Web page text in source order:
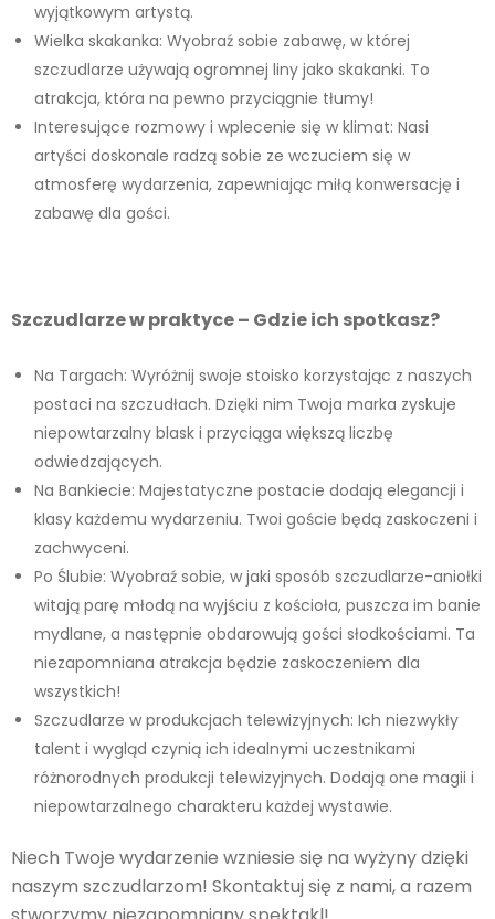
wyjątkowym artystą.
Wielka skakanka: Wyobraź sobie zabawę, w której
szczudlarze używają ogromnej liny jako skakanki. To
atrakcja, która na pewno przyciągnie tłumy!
Interesujące rozmowy i wplecenie się w klimat: Nasi
artyści doskonale radzą sobie ze wczuciem się w
atmosferę wydarzenia, zapewniając miłą konwersację i
zabawę dla gości.
Szczudlarze w praktyce – Gdzie ich spotkasz?
Na Targach: Wyróżnij swoje stoisko korzystając z naszych
postaci na szczudłach. Dzięki nim Twoja marka zyskuje
niepowtarzalny blask i przyciąga większą liczbę
odwiedzających.
Na Bankiecie: Majestatyczne postacie dodają elegancji i
klasy każdemu wydarzeniu. Twoi goście będą zaskoczeni i
zachwyceni.
Po Ślubie: Wyobraź sobie, w jaki sposób szczudlarze-aniołki
witają parę młodą na wyjściu z kościoła, puszcza im banie
mydlane, a następnie obdarowują gości słodkościami. Ta
niezapomniana atrakcja będzie zaskoczeniem dla
wszystkich!
Szczudlarze w produkcjach telewizyjnych: Ich niezwykły
talent i wygląd czynią ich idealnymi uczestnikami
różnorodnych produkcji telewizyjnych. Dodają one magii i
niepowtarzalnego charakteru każdej wystawie.
Niech Twoje wydarzenie wzniesie się na wyżyny dzięki
naszym szczudlarzom! Skontaktuj się z nami, a razem